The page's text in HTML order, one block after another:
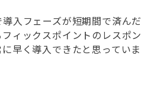
入フェーズが短期間で済んだ
ィックスポイントのレスポン
早く導入できたと思っていま